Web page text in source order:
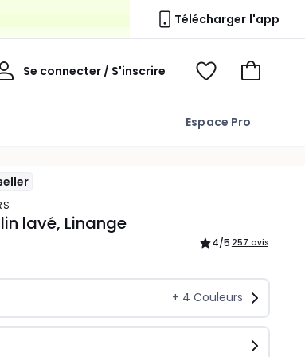
Télécharger l'app
Espace Pro
Se connecter / S'inscrire
Mon
Voir
Voir
lavé, Linange
4/5 257 avis
+ 4 Couleurs